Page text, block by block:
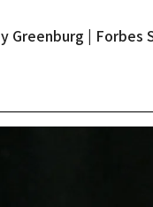
Greenburg | Forbes